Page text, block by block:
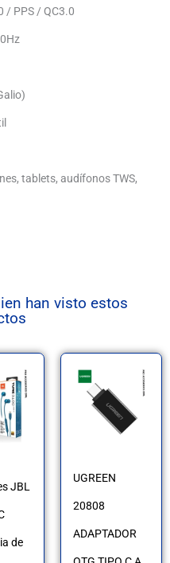
/ PPS / QC3.0
tablets, audífonos TWS,
han visto estos
JBL
de
UGREEN
20808
ADAPTADOR